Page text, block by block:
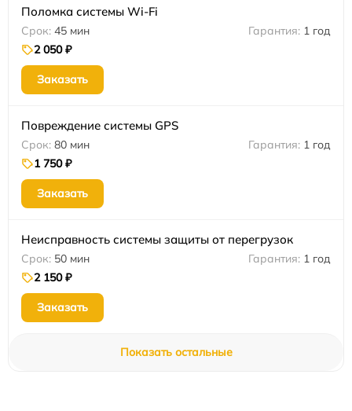
Поломка системы Wi-Fi
45 мин
1 год
2 050 ₽
Заказать
Повреждение системы GPS
80 мин
1 год
1 750 ₽
Заказать
Неисправность системы защиты от перегрузок
50 мин
1 год
2 150 ₽
Заказать
Показать остальные